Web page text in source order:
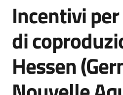
Incentivi
di
Hessen